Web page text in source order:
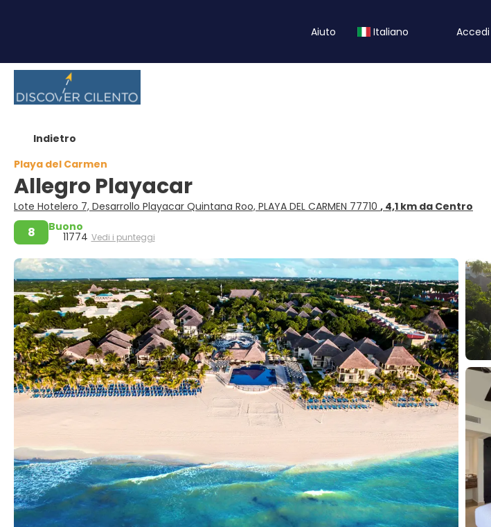
Aiuto Italiano Accedi
Indietro
Playa del Carmen
Allegro Playacar
Lote Hotelero 7, Desarrollo Playacar Quintana Roo, PLAYA DEL CARMEN 77710 , 4,1 km da Centro
8 Buono
11774 Vedi i punteggi